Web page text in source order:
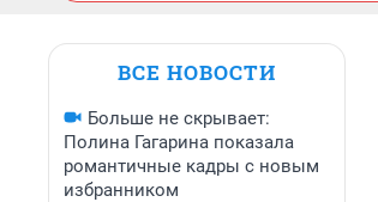
ВСЕ НОВОСТИ
Больше не скрывает:
Полина Гагарина показала
романтичные кадры с новым
избранником